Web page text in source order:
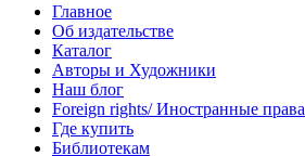
Главное
Об издательстве
Каталог
Авторы и Художники
Наш блог
Foreign rights/ Иностранные права
Где купить
Библиотекам